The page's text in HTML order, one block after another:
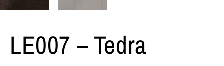
LE007 – Tedra